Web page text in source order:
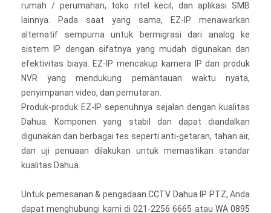
rumah / perumahan, toko ritel kecil, dan aplikasi SMB
lainnya. Pada saat yang sama, EZ-IP menawarkan
alternatif sempurna untuk bermigrasi dari analog ke
sistem IP dengan sifatnya yang mudah digunakan dan
efektivitas biaya. EZ-IP mencakup kamera IP dan produk
NVR yang mendukung pemantauan waktu nyata,
penyimpanan video, dan pemutaran.
Produk-produk EZ-IP sepenuhnya sejalan dengan kualitas
Dahua. Komponen yang stabil dan dapat diandalkan
digunakan dan berbagai tes seperti anti-getaran, tahan air,
dan uji penuaan dilakukan untuk memastikan standar
kualitas Dahua.
Untuk pemesanan & pengadaan CCTV Dahua IP PTZ, Anda
dapat menghubungi kami di 021-2256 6665 atau WA 0895